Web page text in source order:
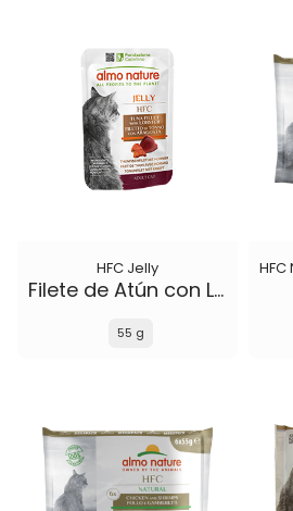
HFC Jelly
Filete de Atún con Langosta
55 g